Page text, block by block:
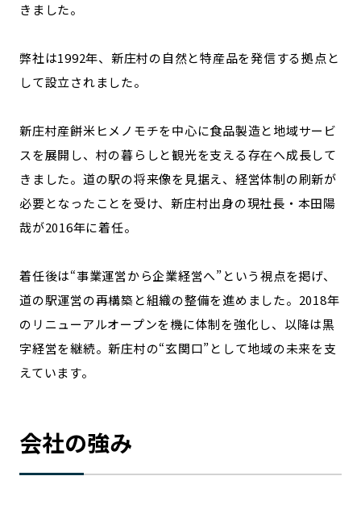
きました。
弊社は1992年、新庄村の自然と特産品を発信する拠点と
して設立されました。
新庄村産餅米ヒメノモチを中心に食品製造と地域サービ
スを展開し、村の暮らしと観光を支える存在へ成長して
きました。道の駅の将来像を見据え、経営体制の刷新が
必要となったことを受け、新庄村出身の現社長・本田陽
哉が2016年に着任。
着任後は“事業運営から企業経営へ”という視点を掲げ、
道の駅運営の再構築と組織の整備を進めました。2018年
のリニューアルオープンを機に体制を強化し、以降は黒
字経営を継続。新庄村の“玄関口”として地域の未来を支
えています。
会社の強み